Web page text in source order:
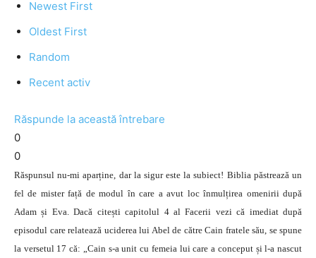
Newest First
Oldest First
Random
Recent activ
Răspunde la această întrebare
0
0
Răspunsul nu-mi aparține, dar la sigur este la subiect! Biblia păstrează un
fel de mister față de modul în care a avut loc înmulțirea omenirii după
Adam și Eva. Dacă citești capitolul 4 al Facerii vezi că imediat după
episodul care relatează uciderea lui Abel de către Cain fratele său, se spune
la versetul 17 că: „Cain s-a unit cu femeia lui care a conceput și l-a nascut